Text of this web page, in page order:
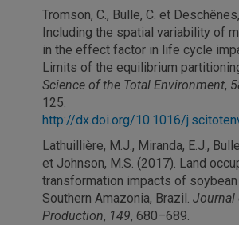
Tromson, C., Bulle, C. et
Including the spatial variability of
in the effect factor in life cycle
Limits of the equilibrium
Science of the Total Environment,
125.
http://dx.doi.org/10.1016/
Lathuillière, M.J., Miranda, E.J.,
et Johnson, M.S. (2017). Land
transformation impacts of
Southern Amazonia, Brazil. Journal
Production, 149, 680–689.